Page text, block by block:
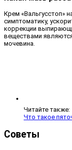
Крем «Вальгусстоп»
симптоматику,
коррекции
веществами
мочевина.
Читайте также:
Что такое
Советы